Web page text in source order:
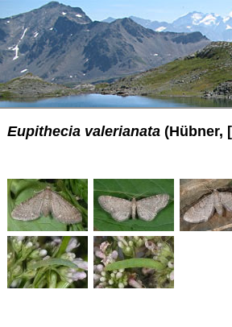
Eupithecia valerianata (Hübner,